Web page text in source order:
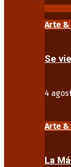
Arte
Se
4
Arte
La